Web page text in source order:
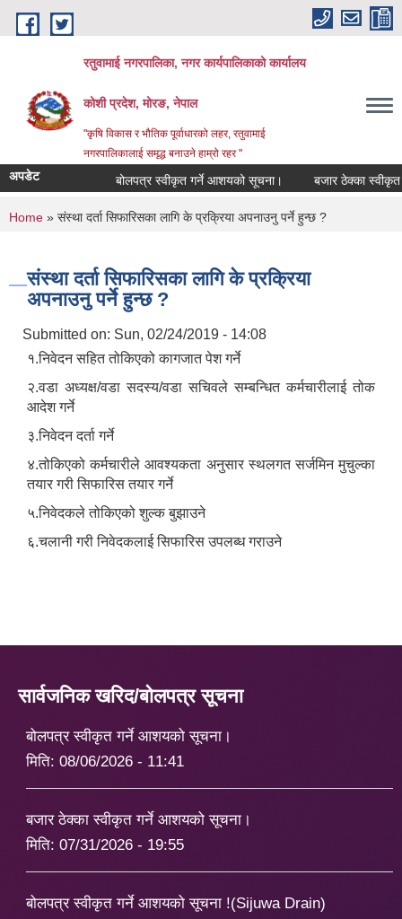
Skip to main content
रतुवामाई नगरपालिका, नगर कार्यपालिकाको कार्यालय
कोशी प्रदेश, मोरङ, नेपाल
"कृषि विकास र भौतिक पूर्वाधारको लहर, रतुवामाई
नगरपालिकालाई समृद्ध बनाउने हाम्रो रहर "
अपडेट बोलपत्र स्वीकृत गर्ने आशयको सूचना। बजार ठेक्का स्वीकृत
You are here
Home » संस्था दर्ता सिफारिसका लागि के प्रक्रिया अपनाउनु पर्ने हुन्छ ?
संस्था दर्ता सिफारिसका लागि के प्रक्रिया
अपनाउनु पर्ने हुन्छ ?
Submitted on: Sun, 02/24/2019 - 14:08
१.निवेदन सहित तोकिएको कागजात पेश गर्ने
२.वडा अध्यक्ष/वडा सदस्य/वडा सचिवले सम्बन्धित कर्मचारीलाई तोक
आदेश गर्ने
३.निवेदन दर्ता गर्ने
४.तोकिएको कर्मचारीले आवश्यकता अनुसार स्थलगत सर्जमिन मुचुल्का
तयार गरी सिफारिस तयार गर्ने
५.निवेदकले तोकिएको शुल्क बुझाउने
६.चलानी गरी निवेदकलाई सिफारिस उपलब्ध गराउने
सार्वजनिक खरिद/बोलपत्र सूचना
बोलपत्र स्वीकृत गर्ने आशयको सूचना।
मिति: 08/06/2026 - 11:41
बजार ठेक्का स्वीकृत गर्ने आशयको सूचना।
मिति: 07/31/2026 - 19:55
बोलपत्र स्वीकृत गर्ने आशयको सूचना !(Sijuwa Drain)